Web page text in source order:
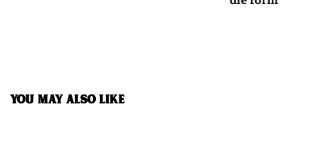
YOU MAY ALSO LIKE